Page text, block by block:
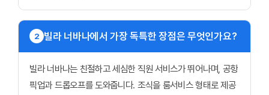
2 빌라 너바나에서 가장 독특한 장점은 무엇인가요?
빌라 너바나는 친절하고 세심한 직원 서비스가 뛰어나며, 공항
픽업과 드롭오프를 도와줍니다. 조식을 룸서비스 형태로 제공